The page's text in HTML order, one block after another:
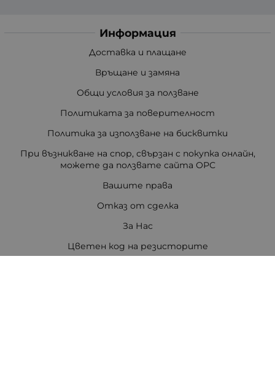
Информация
Доставка и плащане
Връщане и замяна
Общи условия за ползване
Политиката за поверителност
Политика за използване на бисквитки
При възникване на спор, свързан с покупка онлайн,
можете да ползвате сайта ОРС
Вашите права
Отказ от сделка
За Нас
Цветен код на резисторите